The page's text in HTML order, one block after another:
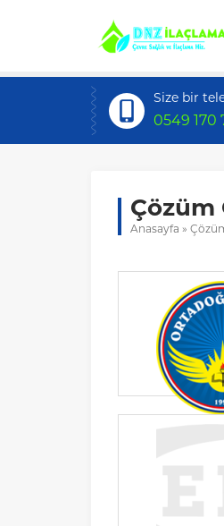
Size bir
0549 170
Çözüm
Anasayfa »